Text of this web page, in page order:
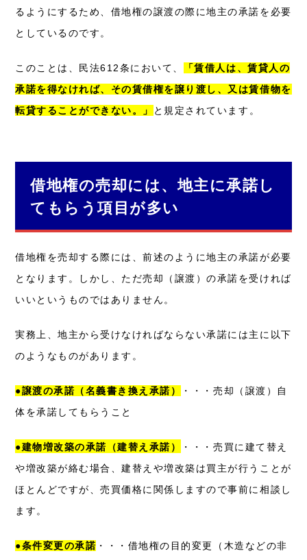
るようにするため、借地権の譲渡の際に地主の承諾を必要
としているのです。
このことは、民法612条において、
「賃借人は、賃貸人の
承諾を得なければ、その賃借権を譲り渡し、又は賃借物を
転貸することができない。」
と規定されています。
借地権の売却には、地主に承諾し
てもらう項目が多い
借地権を売却する際には、前述のように地主の承諾が必要
となります。しかし、ただ売却（譲渡）の承諾を受ければ
いいというものではありません。
実務上、地主から受けなければならない承諾には主に以下
のようなものがあります。
●譲渡の承諾（名義書き換え承諾）
・・・売却（譲渡）自
体を承諾してもらうこと
●建物増改築の承諾（建替え承諾）
・・・売買に建て替え
や増改築が絡む場合、建替えや増改築は買主が行うことが
ほとんどですが、売買価格に関係しますので事前に相談し
ます。
●条件変更の承諾 ・・・借地権の目的変更（木造などの非